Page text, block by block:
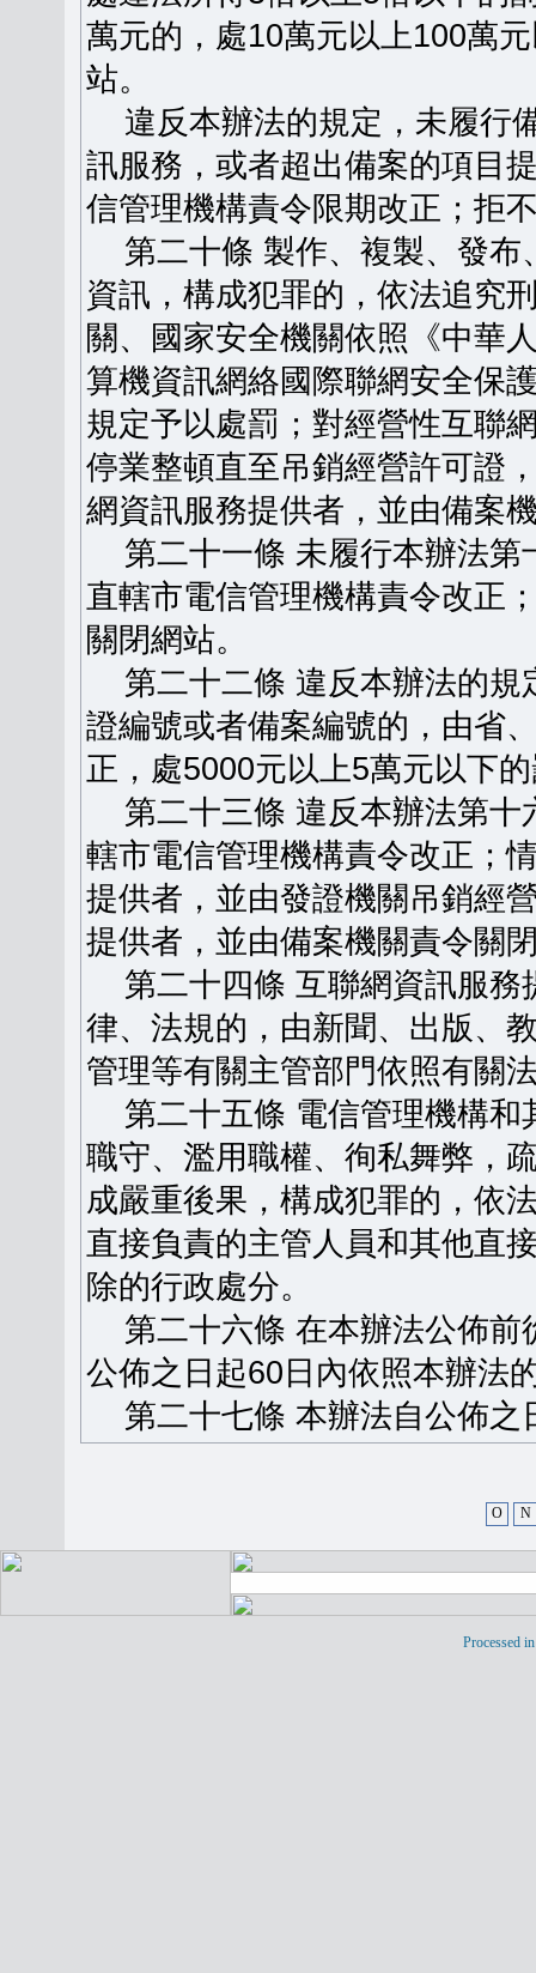
萬元的，處10萬元以上100萬
站。
違反本辦法的規定，未履行
訊服務，或者超出備案的項目
信管理機構責令限期改正；拒
第二十條 製作、複製、發布
資訊，構成犯罪的，依法追究
關、國家安全機關依照《中華
算機資訊網絡國際聯網安全保
規定予以處罰；對經營性互聯
停業整頓直至吊銷經營許可證
網資訊服務提供者，並由備案
第二十一條 未履行本辦法第
直轄市電信管理機構責令改正
關閉網站。
第二十二條 違反本辦法的規
證編號或者備案編號的，由省
正，處5000元以上5萬元以下
第二十三條 違反本辦法第十
轄市電信管理機構責令改正；
提供者，並由發證機關吊銷經
提供者，並由備案機關責令關
第二十四條 互聯網資訊服務
律、法規的，由新聞、出版、
管理等有關主管部門依照有關
第二十五條 電信管理機構和
職守、濫用職權、徇私舞弊，
成嚴重後果，構成犯罪的，依
直接負責的主管人員和其他直
除的行政處分。
第二十六條 在本辦法公佈前
公佈之日起60日內依照本辦法
第二十七條 本辦法自公佈之
O N
Processed